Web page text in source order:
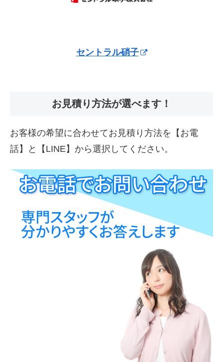
セントラル硝子
お見積り方法が選べます！
お客様の希望に合わせてお見積り方法を【お電
話】と【LINE】から選択してください。